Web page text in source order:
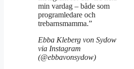
min vardag – både som
programledare och
trebarnsmamma.”
Ebba Kleberg von Sydow
via Instagram
(@ebbavonsydow)